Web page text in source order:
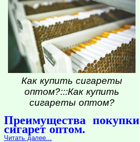
Как купить сигареты
оптом?:::Как купить
сигареты оптом?
Преимущества покупки
сигарет оптом.
Читать далее...